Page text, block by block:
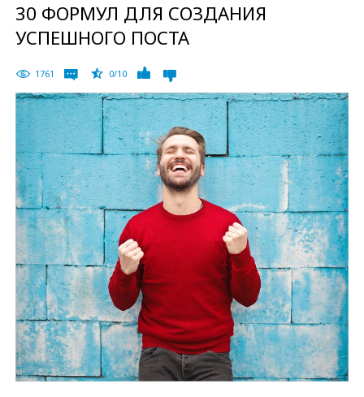
30 ФОРМУЛ ДЛЯ СОЗДАНИЯ
УСПЕШНОГО ПОСТА
1761 0/10